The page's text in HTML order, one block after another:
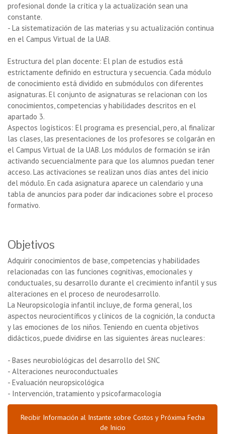
profesional donde la crítica y la actualización sean una
constante.
- La sistematización de las materias y su actualización continua
en el Campus Virtual de la UAB.
Estructura del plan docente: El plan de estudios está
estrictamente definido en estructura y secuencia. Cada módulo
de conocimiento está dividido en submódulos con diferentes
asignaturas. El conjunto de asignaturas se relacionan con los
conocimientos, competencias y habilidades descritos en el
apartado 3.
Aspectos logísticos: El programa es presencial, pero, al finalizar
las clases, las presentaciones de los profesores se colgarán en
el Campus Virtual de la UAB. Los módulos de formación se irán
activando secuencialmente para que los alumnos puedan tener
acceso. Las activaciones se realizan unos días antes del inicio
del módulo. En cada asignatura aparece un calendario y una
tabla de anuncios para poder dar indicaciones sobre el proceso
formativo.
Objetivos
Adquirir conocimientos de base, competencias y habilidades
relacionadas con las funciones cognitivas, emocionales y
conductuales, su desarrollo durante el crecimiento infantil y sus
alteraciones en el proceso de neurodesarrollo.
La Neuropsicología infantil incluye, de forma general, los
aspectos neurocientíficos y clínicos de la cognición, la conducta
y las emociones de los niños. Teniendo en cuenta objetivos
didácticos, puede dividirse en las siguientes áreas nucleares:
- Bases neurobiológicas del desarrollo del SNC
- Alteraciones neuroconductuales
- Evaluación neuropsicológica
- Intervención, tratamiento y psicofarmacología
Recibir Información al Instante sobre Costos y Próxima Fecha
de Inicio